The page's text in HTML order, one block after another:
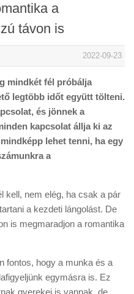
a
távon is
2022-09-23
mindkét fél próbálja
legtöbb időt együtt tölteni.
és jönnek a
kapcsolat állja ki az
lehet tenni, ha egy
a
kell, nem elég, ha csak a pár
a kezdeti lángolást. De
is megmaradjon a romantika
fontos, hogy a munka és a
egymásra is. Ez
gyerekei is vannak, de